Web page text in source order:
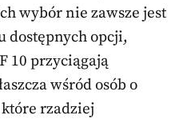
wybór nie zawsze jest
dostępnych opcji,
10 przyciągają
wśród osób o
rzadziej